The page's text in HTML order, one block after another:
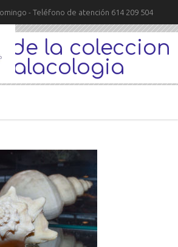
- Teléfono de atención 614 209 504
de la coleccion